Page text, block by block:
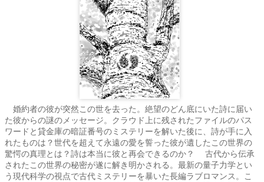
婚約者の彼が突然この世を去った。絶望のどん底にいた詩に届い
た彼からの謎のメッセージ。クラウド上に残されたファイルのパス
ワードと貸金庫の暗証番号のミステリーを解いた後に、詩が手に入
れたものは？世代を超えて永遠の愛を誓った彼が遺したこの世界の
驚愕の真理とは？詩は本当に彼と再会できるのか？ 古代から伝承
されたこの世界の秘密が遂に解き明かされる。最新の量子力学とい
う現代科学の視点で古代ミステリーを暴いた長編ラブロマンス。こ